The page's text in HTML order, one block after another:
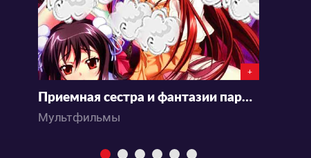
+
Приемная сестра и фантазии парня 2
Мультфильмы